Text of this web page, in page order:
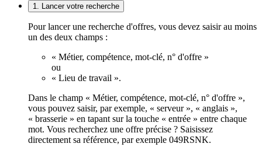
1. Lancer votre recherche
Pour lancer une recherche d'offres, vous devez saisir au moins
un des deux champs :
« Métier, compétence, mot-clé, n° d'offre »
ou
« Lieu de travail ».
Dans le champ « Métier, compétence, mot-clé, n° d'offre »,
vous pouvez saisir, par exemple, « serveur », « anglais »,
« brasserie » en tapant sur la touche « entrée » entre chaque
mot. Vous recherchez une offre précise ? Saisissez
directement sa référence, par exemple 049RSNK.